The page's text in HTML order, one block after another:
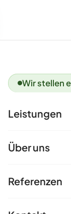
Wir stellen
Leistungen
Über uns
Referenzen